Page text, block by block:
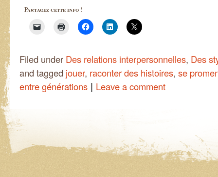
Partagez cette info !
Filed under Des relations interpersonnelles, Des
and tagged jouer, raconter des histoires, se
entre générations | Leave a comment